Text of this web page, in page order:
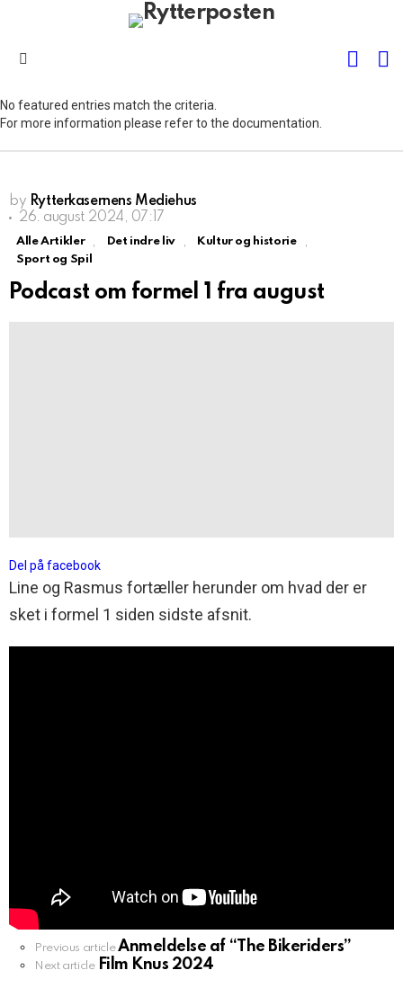
No featured entries match the criteria.
For more information please refer to the documentation.
by Rytterkasernens Mediehus
26. august 2024, 07:17
Alle Artikler , Det indre liv , Kultur og historie ,
Sport og Spil
Podcast om formel 1 fra august
Del på facebook
Line og Rasmus fortæller herunder om hvad der er
sket i formel 1 siden sidste afsnit.
See
more
Previous article Anmeldelse af “The Bikeriders”
Next article Film Knus 2024